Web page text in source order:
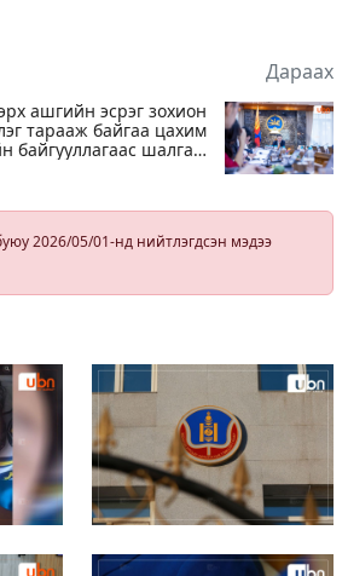
Дараах
ашгийн эсрэг зохион
тарааж байгаа цахим
байгууллагаас шалгаж
2026/05/01-нд нийтлэгдсэн мэдээ